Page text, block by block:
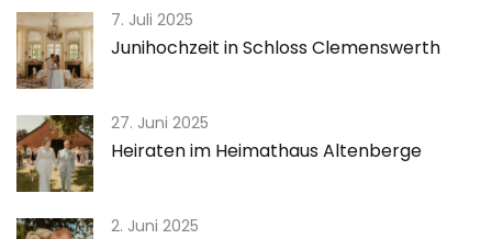
7. Juli 2025
Junihochzeit in Schloss Clemenswerth
27. Juni 2025
Heiraten im Heimathaus Altenberge
2. Juni 2025